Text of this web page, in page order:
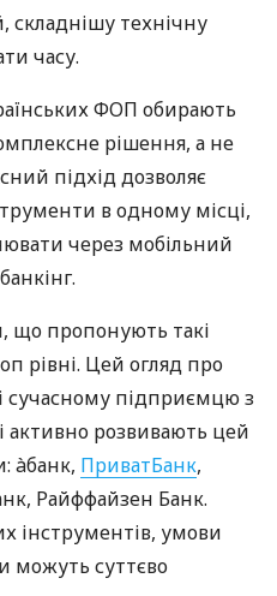
складнішу технічну
часу.
ФОП обирають
рішення, а не
підхід дозволяє
в одному місці,
через мобільний
що пропонують такі
рівні. Цей огляд про
сучасному підприємцю з
активно розвивають цей
àбанк, ПриватБанк,
Райффайзен Банк.
інструментів, умови
можуть суттєво